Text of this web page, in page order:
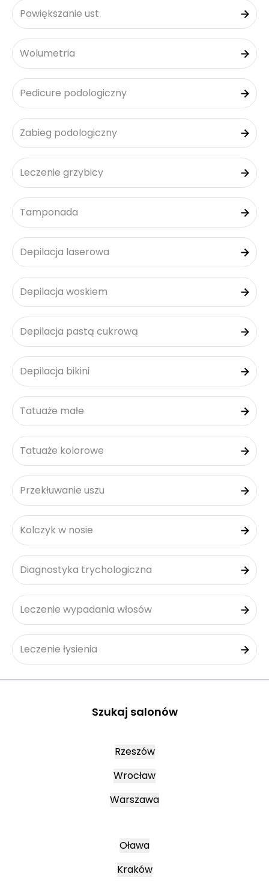
Powiększanie ust
Wolumetria
Pedicure podologiczny
Zabieg podologiczny
Leczenie grzybicy
Tamponada
Depilacja laserowa
Depilacja woskiem
Depilacja pastą cukrową
Depilacja bikini
Tatuaże małe
Tatuaże kolorowe
Przekłuwanie uszu
Kolczyk w nosie
Diagnostyka trychologiczna
Leczenie wypadania włosów
Leczenie łysienia
Szukaj salonów
Rzeszów
Wrocław
Warszawa
Oława
Kraków